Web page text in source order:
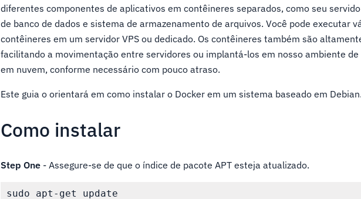
diferentes componentes de aplicativos em contêineres separados, como seu
de banco de dados e sistema de armazenamento de arquivos. Você pode executar
contêineres em um servidor VPS ou dedicado. Os contêineres também são
facilitando a movimentação entre servidores ou implantá-los em nosso ambiente de
em nuvem, conforme necessário com pouco atraso.
Este guia o orientará em como instalar o Docker em um sistema baseado em
Como instalar
Step One - Assegure-se de que o índice de pacote APT esteja atualizado.